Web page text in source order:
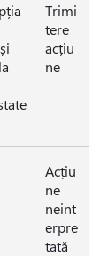
Trimi
tere
acțiu
ne
Acțiu
ne
neint
erpre
tată